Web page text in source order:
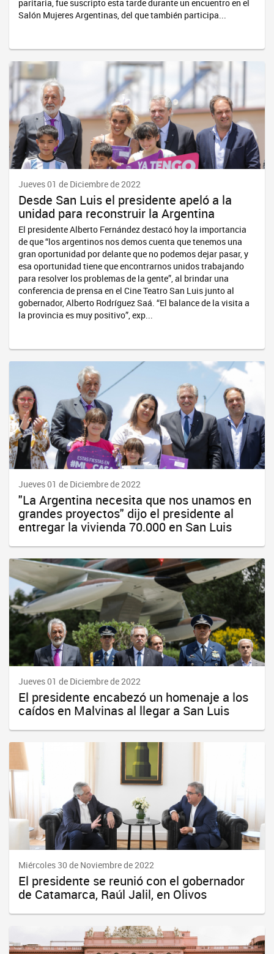
paritaria, fue suscripto esta tarde durante un encuentro en el
Salón Mujeres Argentinas, del que también participa...
Jueves 01 de Diciembre de 2022
Desde San Luis el presidente apeló a la
unidad para reconstruir la Argentina
El presidente Alberto Fernández destacó hoy la importancia
de que “los argentinos nos demos cuenta que tenemos una
gran oportunidad por delante que no podemos dejar pasar, y
esa oportunidad tiene que encontrarnos unidos trabajando
para resolver los problemas de la gente”, al brindar una
conferencia de prensa en el Cine Teatro San Luis junto al
gobernador, Alberto Rodríguez Saá. “El balance de la visita a
la provincia es muy positivo”, exp...
Jueves 01 de Diciembre de 2022
"La Argentina necesita que nos unamos en
grandes proyectos" dijo el presidente al
entregar la vivienda 70.000 en San Luis
Jueves 01 de Diciembre de 2022
El presidente encabezó un homenaje a los
caídos en Malvinas al llegar a San Luis
Miércoles 30 de Noviembre de 2022
El presidente se reunió con el gobernador
de Catamarca, Raúl Jalil, en Olivos